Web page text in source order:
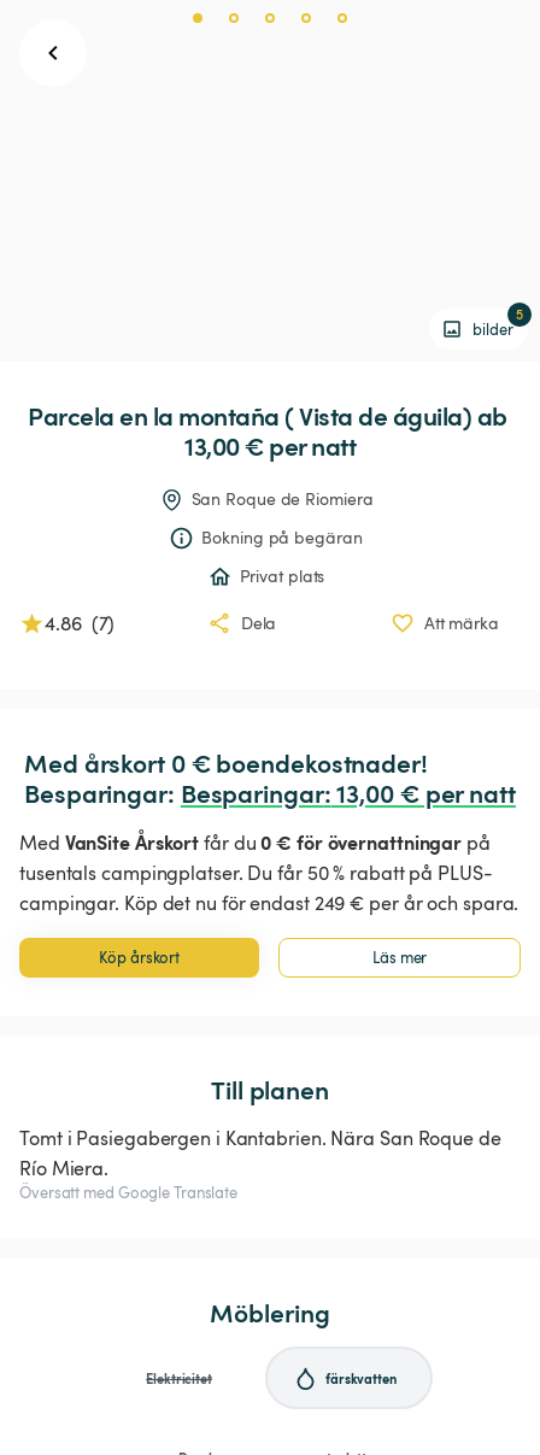
bilder
5
Parcelaen la montaña (Vistadeáguila) ab
13,00 € per natt
San Roque de Riomiera
Bokning på begäran
Privat plats
4.86 (7) Dela Att märka
Med årskort 0 € boendekostnader!
Besparingar: Besparingar: 13,00 € per natt
Med VanSite Årskortfår du0 € för övernattningar på
tusentals campingplatser. Du får 50 % rabatt på PLUS-
campingar. Köp det nu för endast 249 € per år och spara.
Köp årskort Läs mer
Till planen
Tomt i Pasiegabergen i Kantabrien. Nära San Roque de
Río Miera.
Översatt med Google Translate
Möblering
Elektricitet färskvatten